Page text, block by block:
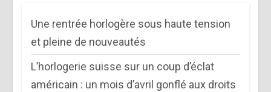
Une rentrée horlogère sous haute tension
et pleine de nouveautés
L’horlogerie suisse sur un coup d’éclat
américain : un mois d’avril gonflé aux droits